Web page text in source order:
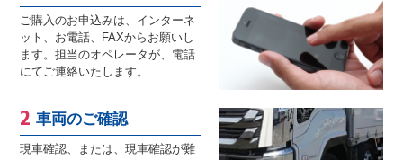
ご購入のお申込みは、インターネ
ット、お電話、FAXからお願いし
ます。担当のオペレータが、電話
にてご連絡いたします。
車両のご確認
現車確認、または、現車確認が難